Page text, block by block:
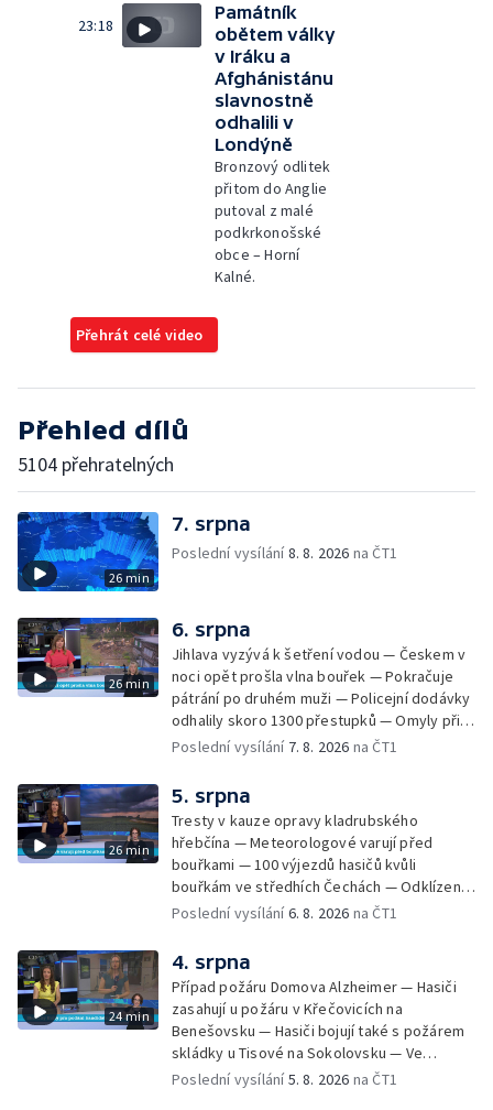
23:18
Památník
obětem války
v Iráku a
Afghánistánu
slavnostně
odhalili v
Londýně
Bronzový odlitek
přitom do Anglie
putoval z malé
podkrkonošské
obce – Horní
Kalné.
Přehrát celé video
Přehled dílů
5104 přehratelných
26 min
7. srpna
Poslední vysílání8. 8. 2026 na ČT1
26 min
6. srpna
Jihlava vyzývá k šetření vodou — Českem v
noci opět prošla vlna bouřek — Pokračuje
pátrání po druhém muži — Policejní dodávky
odhalily skoro 1300 přestupků — Omyly při
nouzovém volání o pomoc — Hradec Králové
rekord v hromadném seskoku parašutistů —
Chovné rybníky na Českolipsku pustoší
vydry — Instalace nové sochy v Mariánských
Lázních — Sedmiletý trest za dotační
podvod s projektem Technologického parku
v Písku — Dětský tábor na Brutal Assault —
Turistická trasa Svatojánské proudy zůstává
— Cestování za pozorováním noční oblohy
Poslední vysílání 7. 8. 2026 na ČT1
26 min
5. srpna
Tresty v kauze opravy kladrubského
hřebčína — Meteorologové varují před
bouřkami — 100 výjezdů hasičů kvůli
bouřkám ve středhích Čechách — Odklízení
škod po bouřkách — Hasiči likvidovali
Václavském náměstí — Necelý kilometr řeky
Otavy u šumavského Annína je téměř bez
vody — Pátrání po dvou mužích na jezeře
Most — Tábor pro děti odsouzených — Tábor
pomáhá dětem orientovat se na trhu práce
— Začal festival Brutal Assault — Cyklysta
spadl v Karlvoych Varech do řeky —
Poslední vysílání6. 8. 2026 na ČT1
24 min
4. srpna
Případ požáru Domova Alzheimer — Hasiči
zasahují u požáru v Křečovicích na
Benešovsku — Hasiči bojují také s požárem
skládky u Tisové na Sokolovsku — Ve
Strážnici na Hodonínsku padl další teplotní
Poslední vysílání5. 8. 2026 na ČT1